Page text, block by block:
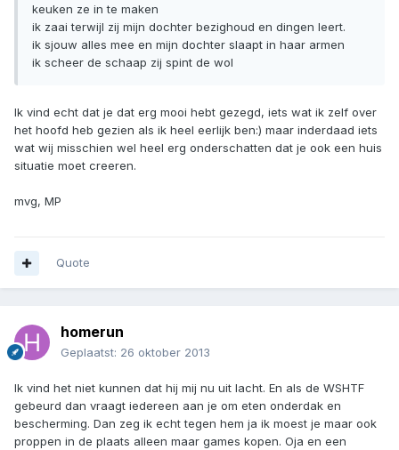
keuken ze in te maken
ik zaai terwijl zij mijn dochter bezighoud en dingen leert.
ik sjouw alles mee en mijn dochter slaapt in haar armen
ik scheer de schaap zij spint de wol
Ik vind echt dat je dat erg mooi hebt gezegd, iets wat ik zelf over
het hoofd heb gezien als ik heel eerlijk ben:) maar inderdaad iets
wat wij misschien wel heel erg onderschatten dat je ook een huis
situatie moet creeren.
mvg, MP
Quote
homerun
Geplaatst: 26 oktober 2013
Ik vind het niet kunnen dat hij mij nu uit lacht. En als de WSHTF
gebeurd dan vraagt iedereen aan je om eten onderdak en
bescherming. Dan zeg ik echt tegen hem ja ik moest je maar ook
proppen in de plaats alleen maar games kopen. Oja en een